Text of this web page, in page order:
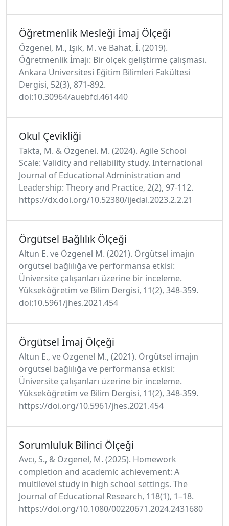
Öğretmenlik Mesleği İmaj Ölçeği
Özgenel, M., Işık, M. ve Bahat, İ. (2019).
Öğretmenlik İmajı: Bir ölçek geliştirme çalışması.
Ankara Üniversitesi Eğitim Bilimleri Fakültesi
Dergisi, 52(3), 871-892.
doi:10.30964/auebfd.461440
Okul Çevikliği
Takta, M. & Özgenel. M. (2024). Agile School
Scale: Validity and reliability study. International
Journal of Educational Administration and
Leadership: Theory and Practice, 2(2), 97-112.
https://dx.doi.org/10.52380/ijedal.2023.2.2.21
Örgütsel Bağlılık Ölçeği
Altun E. ve Özgenel M. (2021). Örgütsel imajın
örgütsel bağlılığa ve performansa etkisi:
Üniversite çalışanları üzerine bir inceleme.
Yükseköğretim ve Bilim Dergisi, 11(2), 348-359.
doi:10.5961/jhes.2021.454
Örgütsel İmaj Ölçeği
Altun E., ve Özgenel M., (2021). Örgütsel imajın
örgütsel bağlılığa ve performansa etkisi:
Üniversite çalışanları üzerine bir inceleme.
Yükseköğretim ve Bilim Dergisi, 11(2), 348-359.
https://doi.org/10.5961/jhes.2021.454
Sorumluluk Bilinci Ölçeği
Avcı, S., & Özgenel, M. (2025). Homework
completion and academic achievement: A
multilevel study in high school settings. The
Journal of Educational Research, 118(1), 1–18.
https://doi.org/10.1080/00220671.2024.2431680